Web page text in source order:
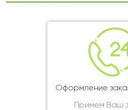
Оформление
Примем Ваш